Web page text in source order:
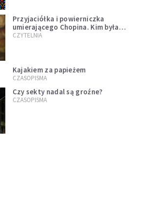
Przyjaciółka i powierniczka
umierającego Chopina. Kim była
Marcelina Czartoryska?
CZYTELNIA
Kajakiem za papieżem
CZASOPISMA
Czy sekty nadal są groźne?
CZASOPISMA